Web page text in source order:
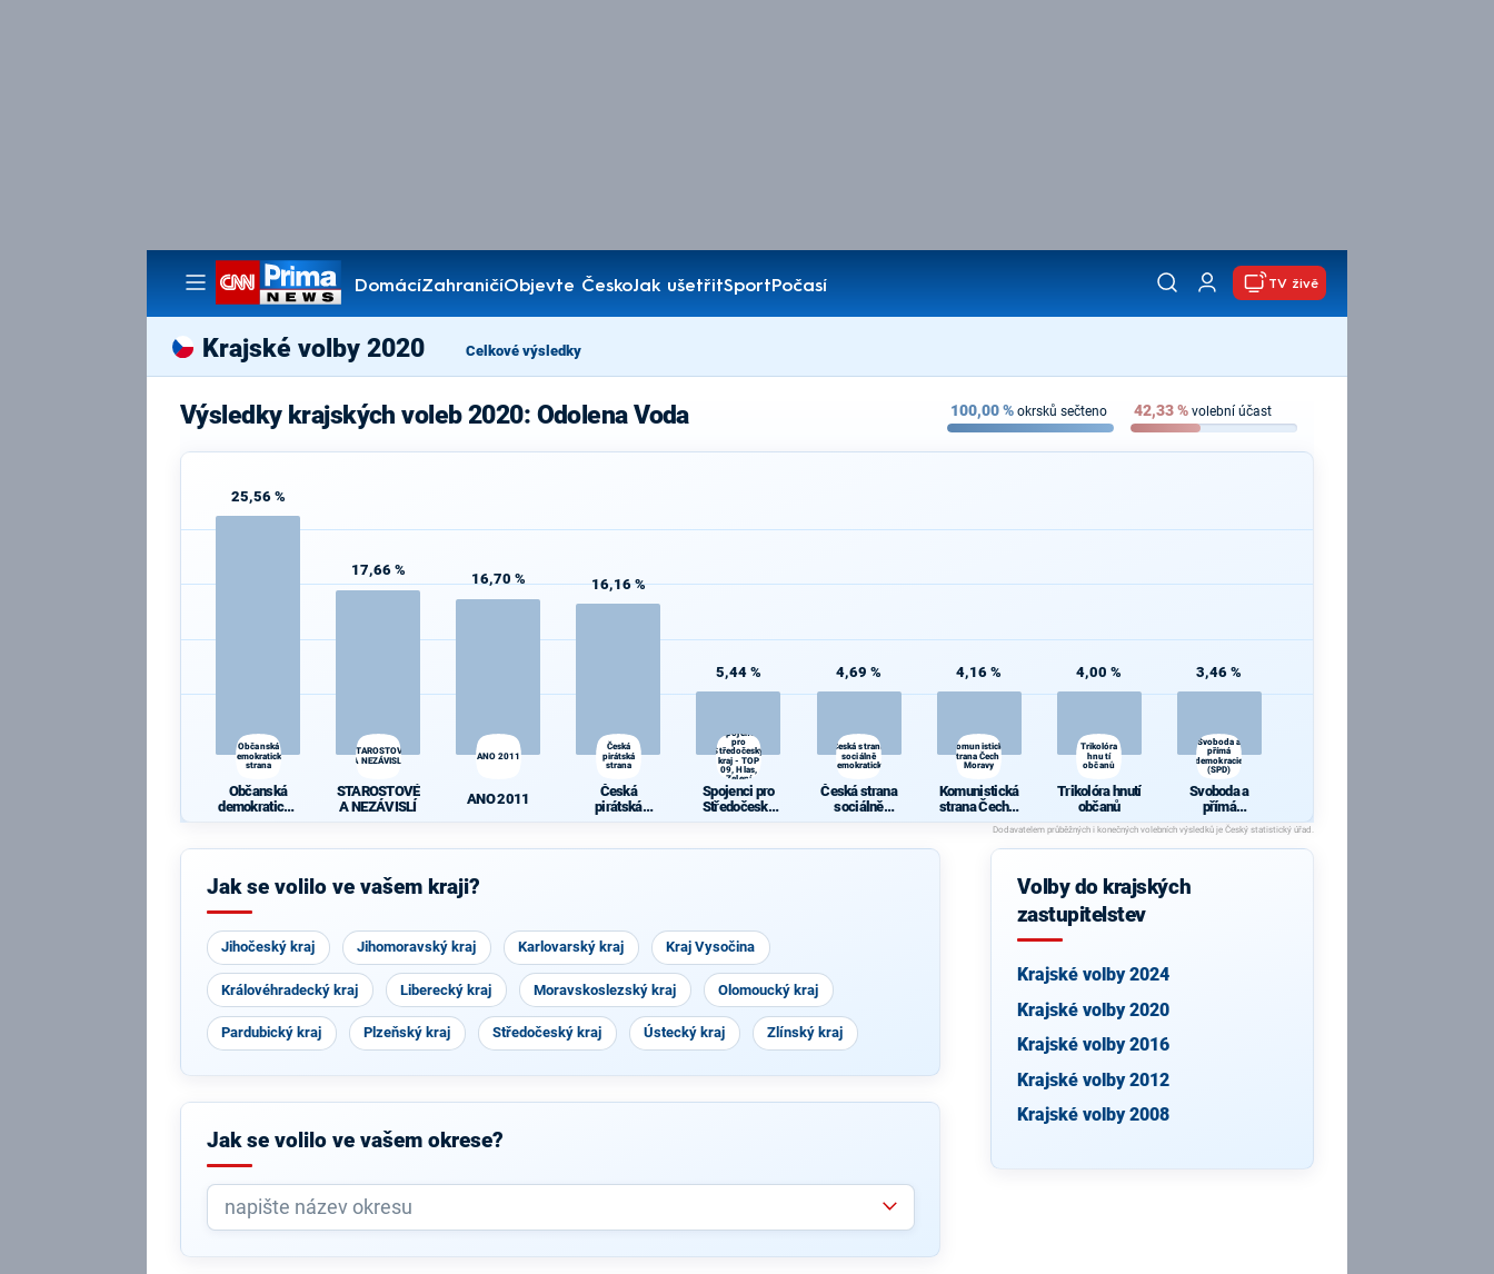
DomácíZahraničíObjevte ČeskoJak ušetřitSportPočasí
Pořady
TV živě
Krajské volby 2020 Celkové výsledky
Výsledky krajských voleb 2020: Odolena Voda 100,00% okrsků sečteno 42,33% volební účast
25,56 %
Občanská
demokratická
strana
Občanská
demokratická
17,66 %
STAROSTOVÉ
A NEZÁVISLÍ
STAROSTOVÉ
A NEZÁVISLÍ
16,70 %
ANO 2011
ANO 2011
16,16 %
Česká
pirátská
strana
Česká
pirátská
5,44 %
Spojenci
pro
Středočeský
kraj - TOP
09, Hlas,
Zelení
Spojenci pro
Středočeský
4,69 %
Česká strana
sociálně
demokratická
Česká strana
sociálně
demokratická
4,16 %
Komunistická
strana Čech a
Moravy
Komunistická
strana Čech a
Moravy
4,00 %
Trikolóra
hnutí
občanů
Trikolóra hnutí
občanů
3,46 %
Svoboda a
přímá
demokracie
(SPD)
Svoboda a
přímá
demokracie
(SPD)
Jak se volilo ve vašem kraji?
Jihočeský kraj Jihomoravský kraj Karlovarský kraj Kraj Vysočina
Královéhradecký kraj Liberecký kraj Moravskoslezský kraj Olomoucký kraj
Pardubický kraj Plzeňský kraj Středočeský kraj Ústecký kraj Zlínský kraj
Jak se volilo ve vašem okrese?
Volby do krajských
zastupitelstev
Krajské volby 2024
Krajské volby 2020
Krajské volby 2016
Krajské volby 2012
Krajské volby 2008